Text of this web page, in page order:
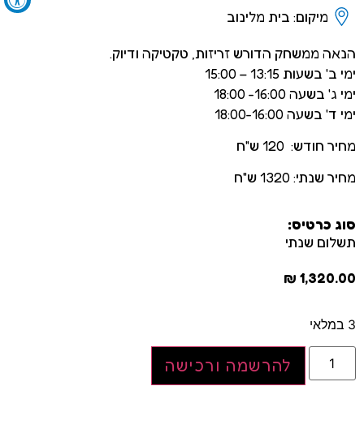
מיקום: בית מלינוב
הנאה ממשחק הדורש זריזות, טקטיקה ודיוק.
ימי ב' בשעות 13:15 – 15:00
ימי ג' בשעה 16:00- 18:00
ימי ד' בשעה 18:00-16:00
מחיר חודש: 120 ש"ח
מחיר שנתי: 1320 ש"ח
סוג כרטיס:
תשלום שנתי
₪ 1,320.00
3 במלאי
להרשמה ורכישה